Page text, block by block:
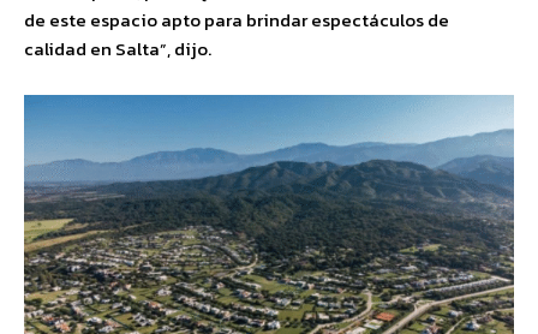
de este espacio apto para brindar espectáculos de
calidad en Salta”, dijo.